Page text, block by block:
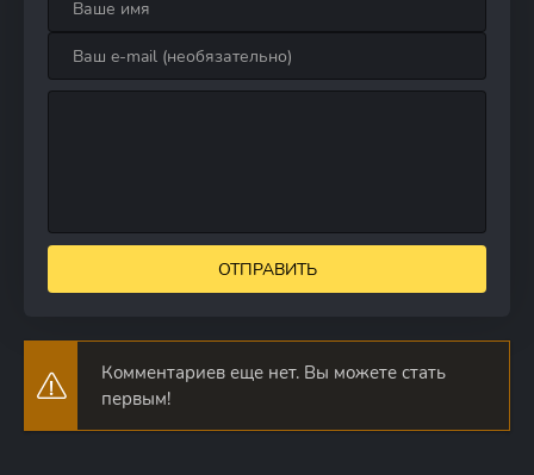
ОТПРАВИТЬ
Комментариев еще нет. Вы можете стать
первым!